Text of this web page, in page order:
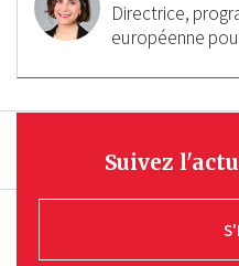
Directrice,
européenne
Suivez